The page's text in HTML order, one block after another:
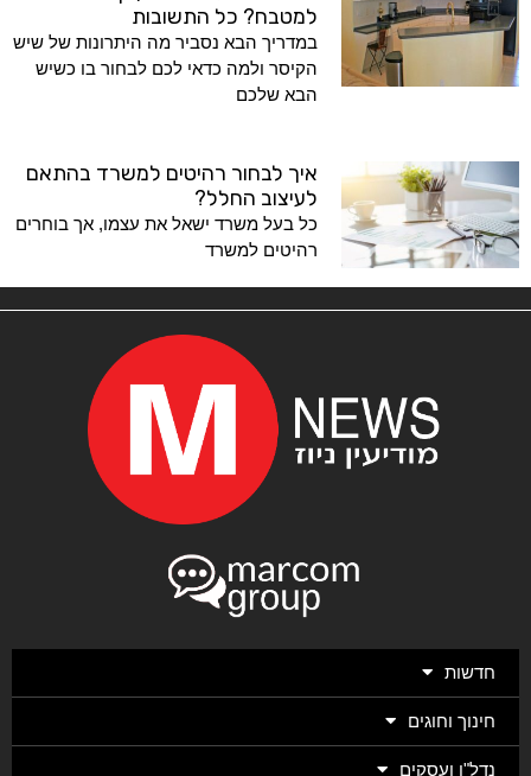
למטבח? כל התשובות
במדריך הבא נסביר מה היתרונות של שיש
הקיסר ולמה כדאי לכם לבחור בו כשיש
הבא שלכם
איך לבחור רהיטים למשרד בהתאם
לעיצוב החלל?
כל בעל משרד ישאל את עצמו, אך בוחרים
רהיטים למשרד
חדשות
חינוך וחוגים
נדל"ן ועסקים